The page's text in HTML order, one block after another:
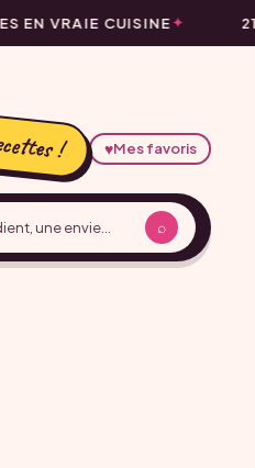
EN VRAIE CUISINE
! ♥Mes favoris
⌕